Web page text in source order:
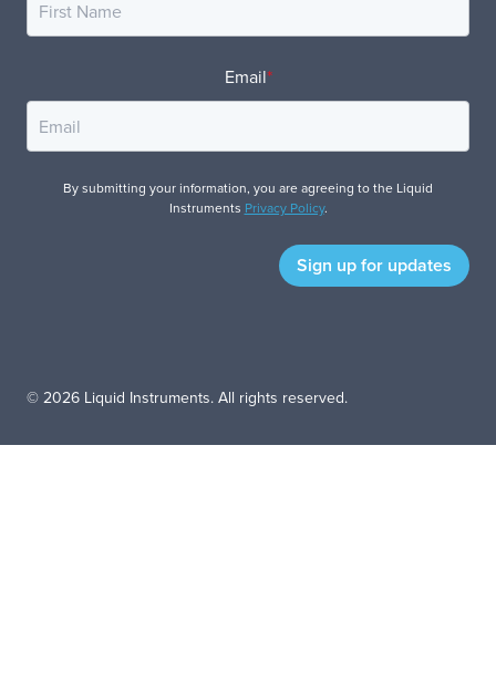
Email*
By submitting your information, you are agreeing to the Liquid
Instruments Privacy Policy.
© 2026 Liquid Instruments. All rights reserved.